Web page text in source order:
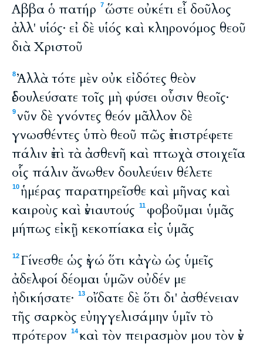
Αββα ὁ πατήρ
7 ὥστε οὐκέτι εἶ δοῦλος
ἀλλ' υἱός· εἰ δὲ υἱός καὶ κληρονόμος θεοῦ
διὰ Χριστοῦ
8Ἀλλὰ τότε μὲν οὐκ εἰδότες θεὸν
ἐδουλεύσατε τοῖς μὴ φύσει οὖσιν θεοῖς·
9νῦν δὲ γνόντες θεόν μᾶλλον δὲ
γνωσθέντες ὑπὸ θεοῦ πῶς ἐπιστρέφετε
πάλιν ἐπὶ τὰ ἀσθενῆ καὶ πτωχὰ στοιχεῖα
οἷς πάλιν ἄνωθεν δουλεύειν θέλετε
10ἡμέρας παρατηρεῖσθε καὶ μῆνας καὶ
καιροὺς καὶ ἐνιαυτούς
11 φοβοῦμαι ὑμᾶς
μήπως εἰκῇ κεκοπίακα εἰς ὑμᾶς
12 Γίνεσθε ὡς ἐγώ ὅτι κἀγὼ ὡς ὑμεῖς
ἀδελφοί δέομαι ὑμῶν οὐδέν με
ἠδικήσατε·
13 οἴδατε δὲ ὅτι δι' ἀσθένειαν
τῆς σαρκὸς εὐηγγελισάμην ὑμῖν τὸ
πρότερον
14καὶ τὸν πειρασμὸν μου τὸν ἐν